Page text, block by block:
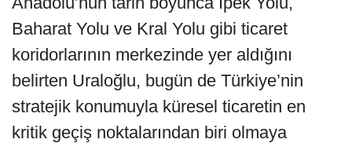
Baharat Yolu ve Kral Yolu gibi ticaret
koridorlarının merkezinde yer aldığını
belirten Uraloğlu, bugün de Türkiye’nin
stratejik konumuyla küresel ticaretin en
kritik geçiş noktalarından biri olmaya